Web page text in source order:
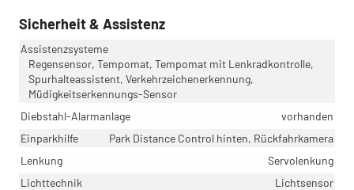
Sicherheit & Assistenz
Assistenzsysteme
Regensensor, Tempomat, Tempomat mit Lenkradkontrolle,
Spurhalteassistent, Verkehrzeichenerkennung,
Müdigkeitserkennungs-Sensor
Diebstahl-Alarmanlage
vorhanden
Einparkhilfe
Park Distance Control hinten, Rückfahrkamera
Lenkung
Servolenkung
Lichttechnik
Lichtsensor